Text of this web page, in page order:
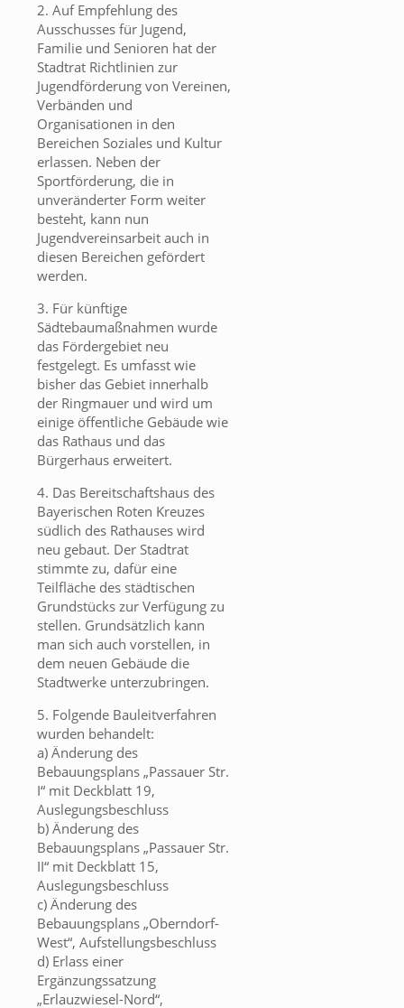
2. Auf Empfehlung des
Ausschusses für Jugend,
Familie und Senioren hat der
Stadtrat Richtlinien zur
Jugendförderung von Vereinen,
Verbänden und
Organisationen in den
Bereichen Soziales und Kultur
erlassen. Neben der
Sportförderung, die in
unveränderter Form weiter
besteht, kann nun
Jugendvereinsarbeit auch in
diesen Bereichen gefördert
werden.
3. Für künftige
Sädtebaumaßnahmen wurde
das Fördergebiet neu
festgelegt. Es umfasst wie
bisher das Gebiet innerhalb
der Ringmauer und wird um
einige öffentliche Gebäude wie
das Rathaus und das
Bürgerhaus erweitert.
4. Das Bereitschaftshaus des
Bayerischen Roten Kreuzes
südlich des Rathauses wird
neu gebaut. Der Stadtrat
stimmte zu, dafür eine
Teilfläche des städtischen
Grundstücks zur Verfügung zu
stellen. Grundsätzlich kann
man sich auch vorstellen, in
dem neuen Gebäude die
Stadtwerke unterzubringen.
5. Folgende Bauleitverfahren
wurden behandelt:
a) Änderung des
Bebauungsplans „Passauer Str.
I“ mit Deckblatt 19,
Auslegungsbeschluss
b) Änderung des
Bebauungsplans „Passauer Str.
II“ mit Deckblatt 15,
Auslegungsbeschluss
c) Änderung des
Bebauungsplans „Oberndorf-
West“, Aufstellungsbeschluss
d) Erlass einer
Ergänzungssatzung
„Erlauzwiesel-Nord“,